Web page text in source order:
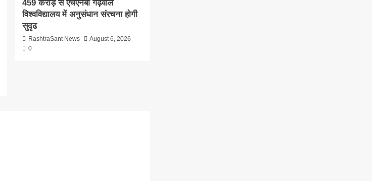
459 करोड़ से एचएनबी गढ़वाल
विश्वविद्यालय में अनुसंधान संरचना होगी
सुदृढ
RashtraSant News
August 6, 2026
0